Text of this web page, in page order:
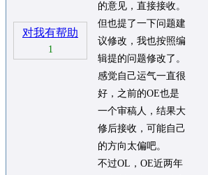
对我有帮助
1
的意见，直接接收。
但也提了一下问题建
议修改，我也按照编
辑提的问题修改了。
感觉自己运气一直很
好，之前的OE也是
一个审稿人，结果大
修后接收，可能自己
的方向太偏吧。
不过OL，OE近两年